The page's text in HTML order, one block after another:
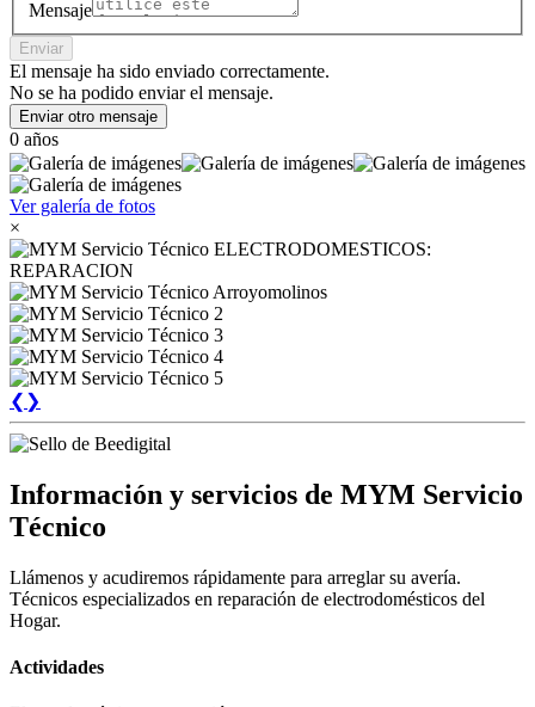
Mensaje
Enviar
El mensaje ha sido enviado correctamente.
No se ha podido enviar el mensaje.
Enviar otro mensaje
0 años
Ver galería de fotos
×
❮ ❯
Información y servicios de MYM Servicio
Técnico
Llámenos y acudiremos rápidamente para arreglar su avería.
Técnicos especializados en reparación de electrodomésticos del
Hogar.
Actividades